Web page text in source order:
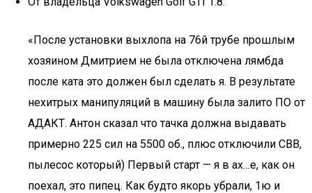
«После установки выхлопа на 76й трубе прошлым
хозяином Дмитрием не была отключена лямбда
после ката это должен был сделать я. В результате
нехитрых манипуляций в машину была залито ПО от
АДАКТ. Антон сказал что тачка должна выдавать
примерно 225 сил на 5500 об., плюс отключили СВВ,
пылесос который) Первый старт — я в ах…е, как он
поехал, это пипец. Как будто якорь убрали, 1ю и